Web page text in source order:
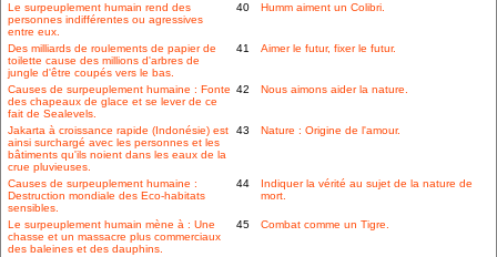
Le surpeuplement humain rend des
personnes indifférentes ou agressives
entre eux.
40 Humm aiment un Colibri.
Des milliards de roulements de papier de
toilette cause des millions d'arbres de
jungle d'être coupés vers le bas.
41 Aimer le futur, fixer le futur.
Causes de surpeuplement humaine : Fonte
des chapeaux de glace et se lever de ce
fait de Sealevels.
42 Nous aimons aider la nature.
Jakarta à croissance rapide (Indonésie) est
ainsi surchargé avec les personnes et les
bâtiments qu'ils noient dans les eaux de la
crue pluvieuses.
43 Nature : Origine de l'amour.
Causes de surpeuplement humaine :
Destruction mondiale des Eco-habitats
sensibles.
44
Indiquer la vérité au sujet de la nature de
mort.
Le surpeuplement humain mène à : Une
chasse et un massacre plus commerciaux
des baleines et des dauphins.
45 Combat comme un Tigre.